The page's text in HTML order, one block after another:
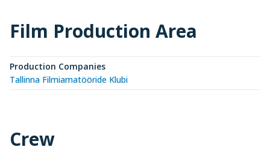
Film Production Area
Production Companies
Tallinna Filmiamatööride Klubi
Crew